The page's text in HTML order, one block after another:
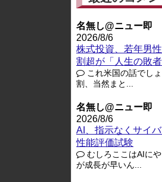
名無し@ニュー即
2026/8/6
株式投資、若年男
割超が「人生の敗
これ米国の話でし
割、当然まと...
名無し@ニュー即
2026/8/6
AI、指示なくサイ
性能評価試験
むしろここはAIに
が成長が早いん...